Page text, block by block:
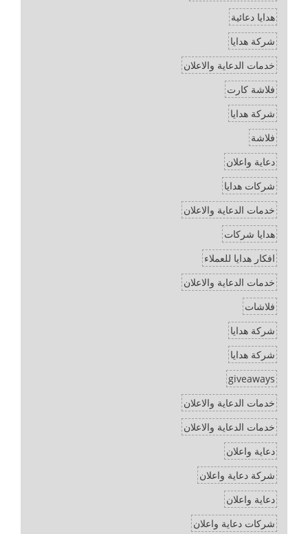
هدايا دعائية
شركة هدايا
خدمات الدعاية والاعلان
فلاشة كارت
شركة هدايا
فلاشة
دعاية واعلان
شركات هدايا
خدمات الدعاية والاعلان
هدايا شركات
افكار هدايا للعملاء
خدمات الدعاية والاعلان
فلاشات
شركة هدايا
شركة هدايا
giveaways
خدمات الدعاية والاعلان
خدمات الدعاية والاعلان
دعاية واعلان
شركة دعاية واعلان
دعاية واعلان
شركات دعاية واعلان